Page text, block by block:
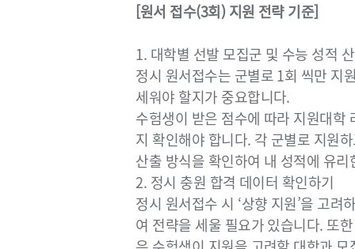
[원서 접수(3회) 지원 전략 기준]
1. 대학별 선발 모집군 및 수능 성적
정시 원서접수는 군별로 1회 씩만 지
세워야 할지가 중요합니다.
수험생이 받은 점수에 따라 지원대학
지 확인해야 합니다. 각 군별로 지원
산출 방식을 확인하여 내 성적에 유
2. 정시 충원 합격 데이터 확인하기
정시 원서접수 시 ‘상향 지원’을 고
여 전략을 세울 필요가 있습니다. 또